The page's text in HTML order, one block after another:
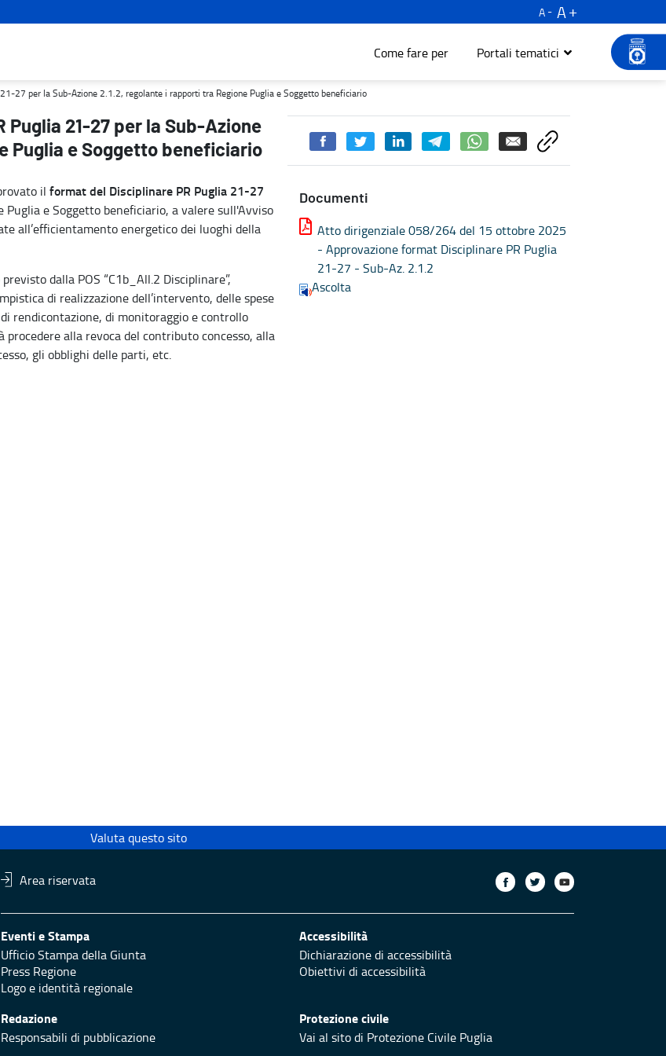
A
A
Come fare per Portali tematici
i rapporti tra Regione Puglia e Soggetto beneficiario - Turismo e cultura
27 per la Sub-Azione 2.1.2, regolante i rapporti tra Regione Puglia e Soggetto beneficiario
21-27 per la Sub-Azione
Puglia e Soggetto beneficiario
il format del Disciplinare PR Puglia 21-27
e Soggetto beneficiario, a valere sull'Avviso
all’efficientamento energetico dei luoghi della
dalla POS “C1b_All.2 Disciplinare”,
di realizzazione dell’intervento, delle spese
rendicontazione, di monitoraggio e controllo
alla revoca del contributo concesso, alla
gli obblighi delle parti, etc.
Documenti
Atto dirigenziale 058/264 del 15 ottobre 2025
- Approvazione format Disciplinare PR Puglia
21-27 - Sub-Az. 2.1.2
Ascolta
Valuta questo sito
Area riservata
Eventi e Stampa
Ufficio Stampa della Giunta
Press Regione
Logo e identità regionale
Accessibilità
Dichiarazione di accessibilità
Obiettivi di accessibilità
Redazione
Responsabili di pubblicazione
Protezione civile
Vai al sito di Protezione Civile Puglia